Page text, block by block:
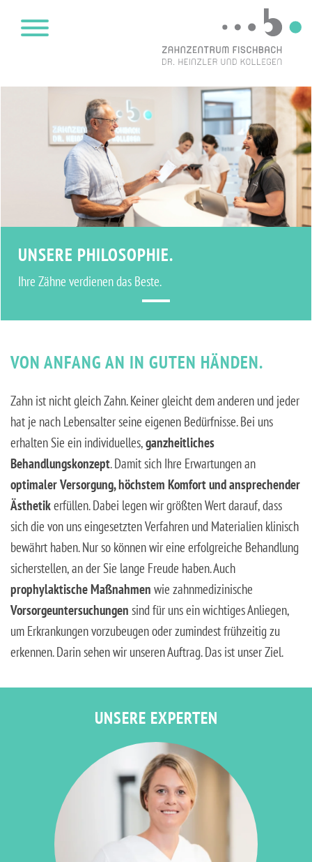
UNSERE PHILOSOPHIE.
Ihre Zähne verdienen das Beste.
VON ANFANG AN IN GUTEN HÄNDEN.
Zahn ist nicht gleich Zahn. Keiner gleicht dem anderen und jeder
hat je nach Lebensalter seine eigenen Bedürfnisse. Bei uns
erhalten Sie ein individuelles,ganzheitliches
Behandlungskonzept. Damit sich Ihre Erwartungen an
optimaler Versorgung, höchstem Komfort und ansprechender
Ästhetikerfüllen. Dabei legen wir größten Wert darauf, dass
sich die von uns eingesetzten Verfahren und Materialien klinisch
bewährt haben. Nur so können wir eine erfolgreiche Behandlung
sicherstellen, an der Sie lange Freude haben. Auch
prophylaktische Maßnahmen wie zahnmedizinische
Vorsorgeuntersuchungen sind für uns ein wichtiges Anliegen,
um Erkrankungen vorzubeugen oder zumindest frühzeitig zu
erkennen. Darin sehen wir unseren Auftrag. Das ist unser Ziel.
UNSERE EXPERTEN